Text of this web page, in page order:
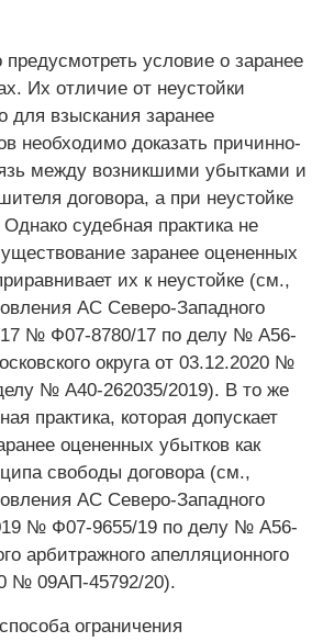
условие о заранее
Их отличие от неустойки
для взыскания заранее
необходимо доказать причинно-
между возникшими убытками и
договора, а при неустойке
судебная практика не
заранее оцененных
их к неустойке (см.,
АС Северо-Западного
№ Ф07-8780/17 по делу № А56-
округа от 03.12.2020 №
№ А40-262035/2019). В то же
практика, которая допускает
оцененных убытков как
свободы до­гово­ра (см.,
АС Северо-Западного
№ Ф07-9655/19 по делу № А56-
арбит­ражного апелляционного
№ 09АП-45792/20).
ограничения